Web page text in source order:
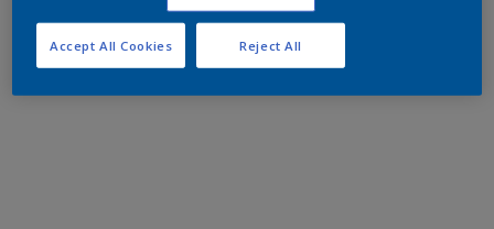
Reject All
Accept All Cookies